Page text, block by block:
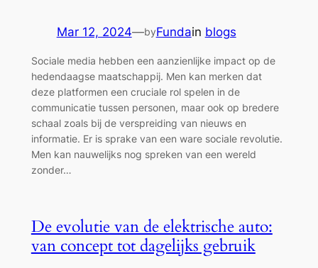
Mar 12, 2024—byFundain blogs
Sociale media hebben een aanzienlijke impact op de
hedendaagse maatschappij. Men kan merken dat
deze platformen een cruciale rol spelen in de
communicatie tussen personen, maar ook op bredere
schaal zoals bij de verspreiding van nieuws en
informatie. Er is sprake van een ware sociale revolutie.
Men kan nauwelijks nog spreken van een wereld
zonder…
De evolutie van de elektrische auto:
van concept tot dagelijks gebruik